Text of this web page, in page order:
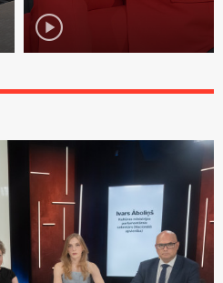
play_circle